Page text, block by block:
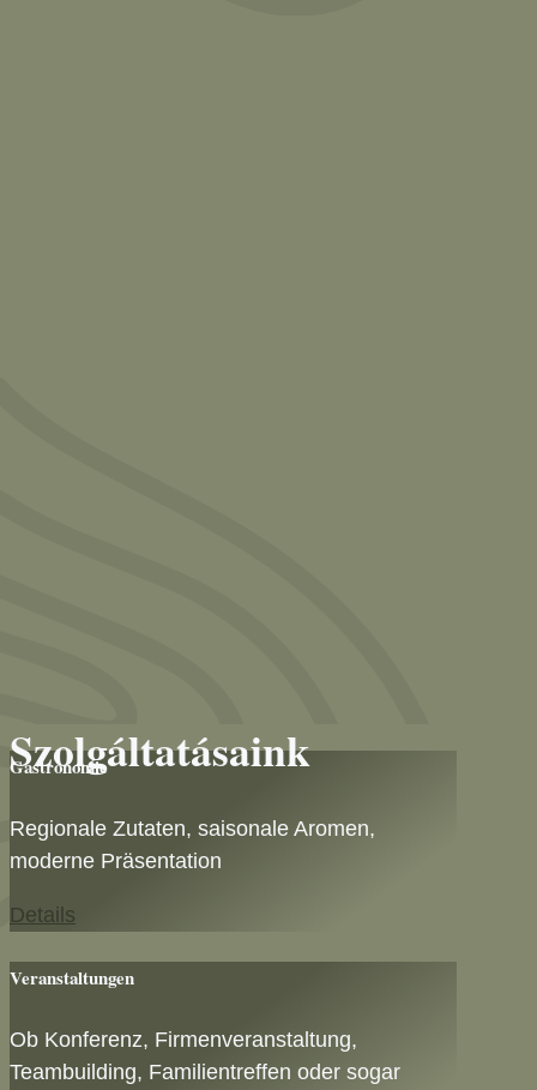
Szolgáltatásaink
Gastronomie
Regionale Zutaten, saisonale Aromen,
moderne Präsentation
Details
Veranstaltungen
Ob Konferenz, Firmenveranstaltung,
Teambuilding, Familientreffen oder sogar